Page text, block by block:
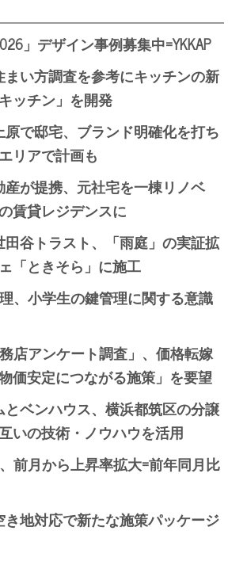
」デザイン事例募集中=YKKAP
い方調査を参考にキッチンの新
ッチン」を開発
で邸宅、ブランド明確化を打ち
リアで計画も
産が提携、元社宅を一棟リノベ
賃貸レジデンスに
谷トラスト、「雨庭」の実証拡
「ときそら」に施工
、小学生の鍵管理に関する意識
店アンケート調査」、価格転嫁
価安定につながる施策」を要望
ベンハウス、横浜都筑区の分譲
いの技術・ノウハウを活用
前月から上昇率拡大=前年同月比
地対応で新たな施策パッケージ